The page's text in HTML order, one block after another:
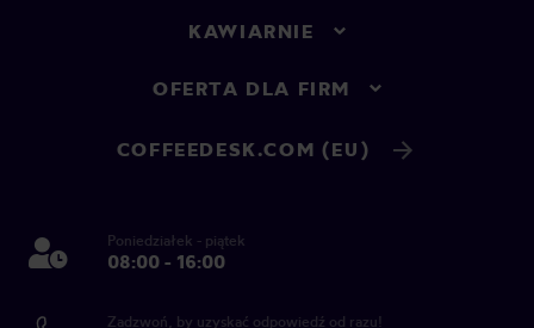
KAWIARNIE
OFERTA DLA FIRM
COFFEEDESK.COM (EU)
Poniedziałek - piątek
08:00 - 16:00
Zadzwoń, by uzyskać odpowiedź od razu!